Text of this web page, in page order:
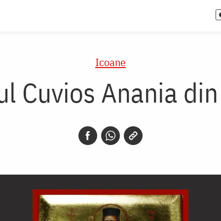
Icoane
Cuvios Anania